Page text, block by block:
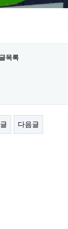
목록
다음글